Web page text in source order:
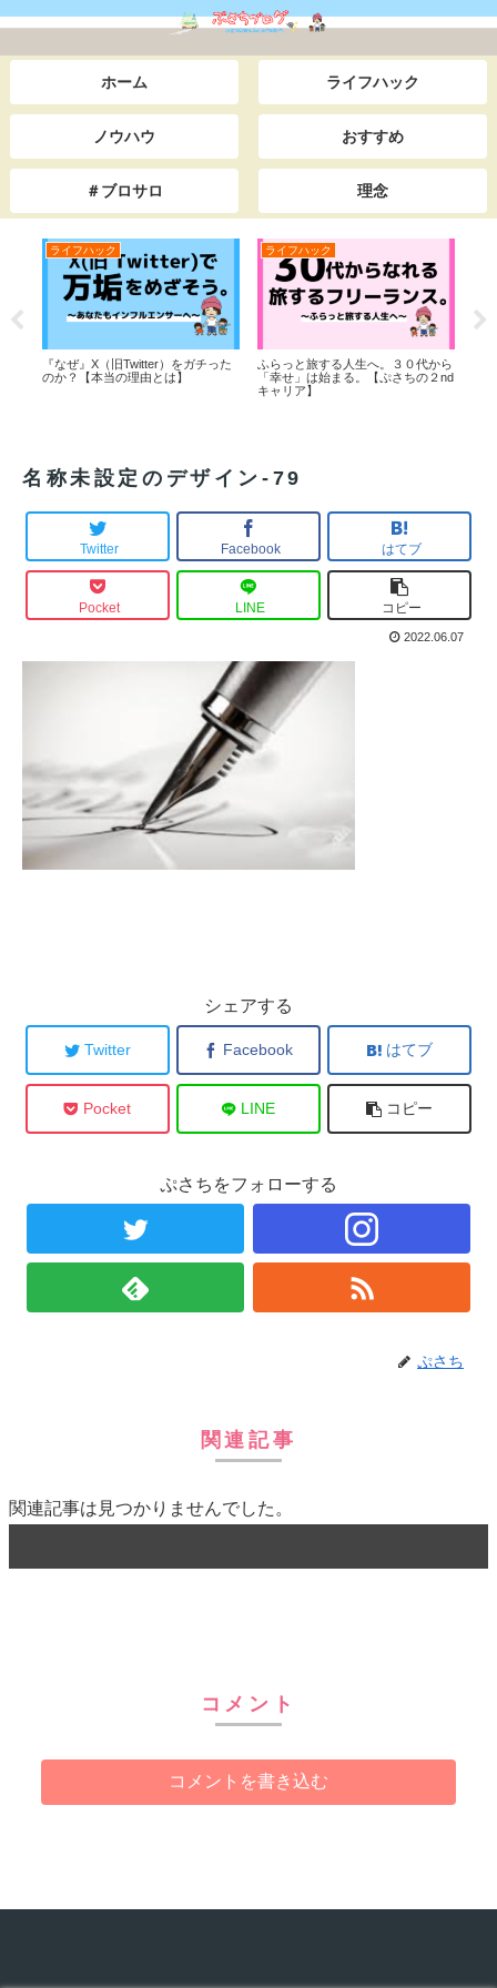
ホーム ライフハック
ノウハウ おすすめ
＃ブロサロ 理念
ライフハック
『なぜ』X（旧Twitter）をガチった
のか？【本当の理由とは】
ライフハック
ふらっと旅する人生へ。３０代から
「幸せ」は始まる。【ぷさちの２nd
キャリア】
名称未設定のデザイン-79
Twitter Facebook はてブ
Pocket LINE コピー
2022.06.07
シェアする
Twitter Facebook はてブ
Pocket LINE コピー
ぷさちをフォローする
ぷさち
関連記事
関連記事は見つかりませんでした。
コメント
コメントを書き込む